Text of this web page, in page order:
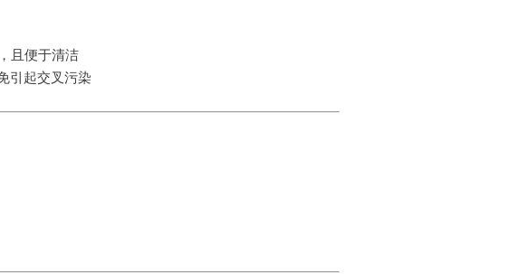
且便于清洁
引起交叉污染